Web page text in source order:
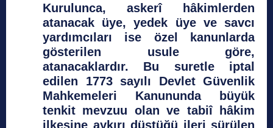
Kurulunca, askerî hâkimlerden
atanacak üye, yedek üye ve savcı
yardımcıları ise özel kanunlarda
gösterilen usule göre,
atanacaklardır. Bu suretle iptal
edilen 1773 sayılı Devlet Güvenlik
Mahkemeleri Kanununda büyük
tenkit mevzuu olan ve tabiî hâkim
ilkesine aykırı düştüğü ileri sürülen